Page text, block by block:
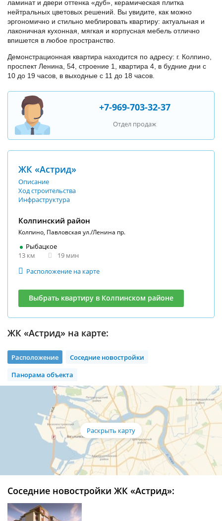
ламинат и двери оттенка «дуб», керамическая плитка
нейтральных цветовых решений. Вы увидите, как можно
эргономично и стильно меблировать квартиру: актуальная и
лаконичная кухонная, мягкая и корпусная мебель отлично
впишется в любое пространство.
Демонстрационная квартира находится по адресу: г. Колпино,
проспект Ленина, 54, строение 1, квартира 4, в будние дни с
10 до 19 часов, в выходные с 11 до 18 часов.
+7-969-703-32-37
Отдел продаж
ЖК «Астрид»
Описание
Ход строительства
Инфраструктура
Колпинский район
Колпино, Павловская ул./Ленина пр.
Рыбацкое
13 км
19 мин
Расположение на карте
Выбрать квартиру в Колпинском районе
ЖК «Астрид» на карте:
Расположение
Соседние новостройки
Панорама объекта
Соседние новостройки ЖК «Астрид»: